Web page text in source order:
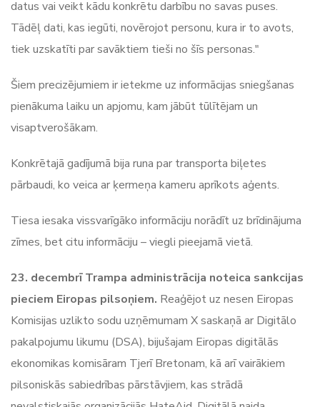
datus vai veikt kādu konkrētu darbību no savas puses.
Tādēļ dati, kas iegūti, novērojot personu, kura ir to avots,
tiek uzskatīti par savāktiem tieši no šīs personas."
Šiem precizējumiem ir ietekme uz informācijas sniegšanas
pienākuma laiku un apjomu, kam jābūt tūlītējam un
visaptverošākam.
Konkrētajā gadījumā bija runa par transporta biļetes
pārbaudi, ko veica ar ķermeņa kameru aprīkots aģents.
Tiesa iesaka vissvarīgāko informāciju norādīt uz brīdinājuma
zīmes, bet citu informāciju – viegli pieejamā vietā.
23. decembrī Trampa administrācija noteica sankcijas
pieciem Eiropas pilsoņiem. Reaģējot uz nesen Eiropas
Komisijas uzlikto sodu uzņēmumam X saskaņā ar Digitālo
pakalpojumu likumu (DSA), bijušajam Eiropas digitālās
ekonomikas komisāram Tjerī Bretonam, kā arī vairākiem
pilsoniskās sabiedrības pārstāvjiem, kas strādā